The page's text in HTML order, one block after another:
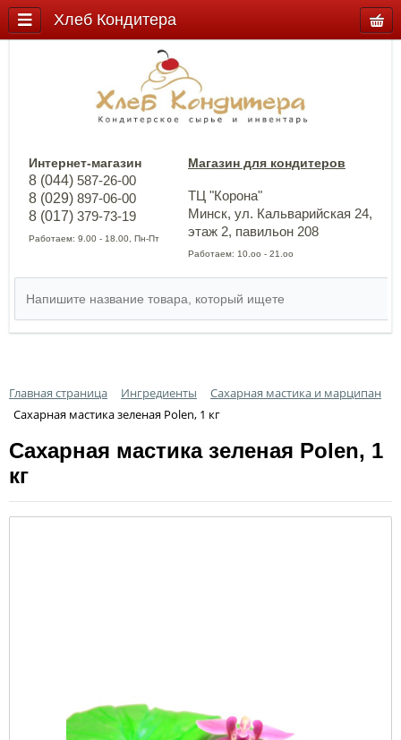
Интернет-магазин
8 (044) 587-26-00
8 (029) 897-06-00
8 (017) 379-73-19
Работаем: 9.00 - 18.00, Пн-Пт
Магазин для кондитеров
ТЦ "Корона"
Минск, ул. Кальварийская 24,
этаж 2, павильон 208
Работаем: 10.оо - 21.оо
Главная страница Ингредиенты
Сахарная мастика и марципан
Сахарная мастика зеленая Polen, 1 кг
Сахарная мастика зеленая Polen, 1
кг
Хлеб Кондитера